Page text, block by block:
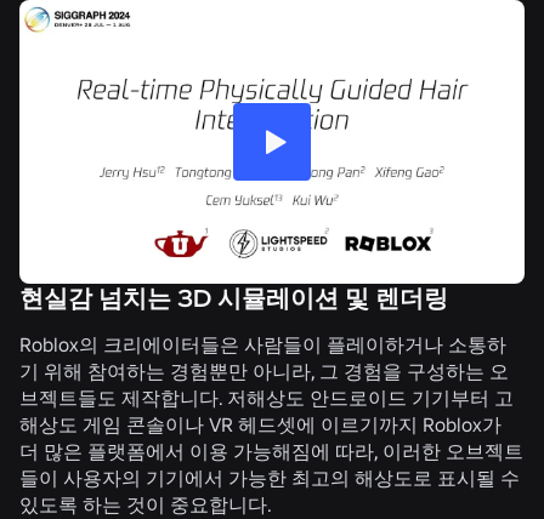
현실감 넘치는 3D 시뮬레이션 및 렌더링
Roblox의 크리에이터들은 사람들이 플레이하거나 소통하
기 위해 참여하는 경험뿐만 아니라, 그 경험을 구성하는 오
브젝트들도 제작합니다. 저해상도 안드로이드 기기부터 고
해상도 게임 콘솔이나 VR 헤드셋에 이르기까지 Roblox가
더 많은 플랫폼에서 이용 가능해짐에 따라, 이러한 오브젝트
들이 사용자의 기기에서 가능한 최고의 해상도로 표시될 수
있도록 하는 것이 중요합니다.